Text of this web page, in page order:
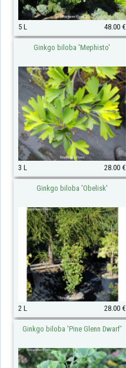
5 L 48.00 €
Ginkgo biloba 'Mephisto'
3 L 28.00 €
Ginkgo biloba 'Obelisk'
2 L 28.00 €
Ginkgo biloba 'Pine Glenn Dwarf'